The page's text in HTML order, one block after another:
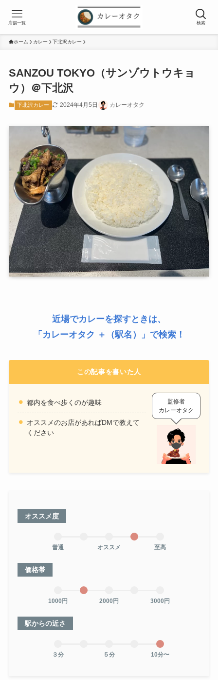
検索
店舗一覧
ホーム カレー 下北沢カレー
SANZOU TOKYO（サンゾウトウキョ
ウ）＠下北沢
下北沢カレー 2024年4月5日 カレーオタク
近場でカレーを探すときは、
「 カレーオタク ＋（駅名） 」で検索！
この記事を書いた人
都内を食べ歩くのが趣味
オススメのお店があればDMで教えて
ください
監修者
カレーオタク
オススメ度
普通 オススメ 至高
価格帯
1000円 2000円 3000円
駅からの近さ
３分 ５分 10分〜